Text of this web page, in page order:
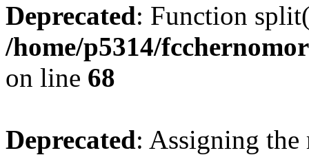
Deprecated: Function
/home/p5314/
on line 68
Deprecated: Assigning the